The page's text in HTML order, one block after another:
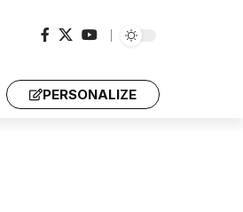
PERSONALIZE